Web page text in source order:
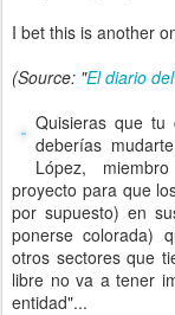
I bet this is another
(Source: "El diario
Quisieras que tu
deberías
López,
proyecto para que
por supuesto) en
ponerse colorada)
otros sectores que
libre no va a tener
entidad"...